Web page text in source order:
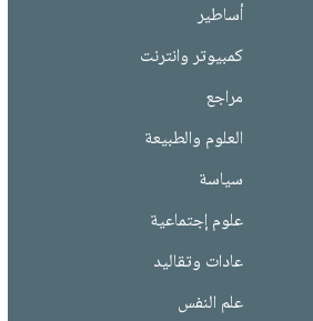
أساطير
كمبيوتر وانترنت
مراجع
العلوم والطبيعة
سياسة
علوم إجتماعية
عادات وتقاليد
علم النفس